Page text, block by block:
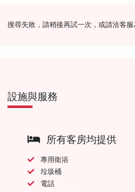
搜尋失敗，請稍後再試一次，或請洽客服
設施與服務
所有客房均提供
專用衛浴
垃圾桶
電話